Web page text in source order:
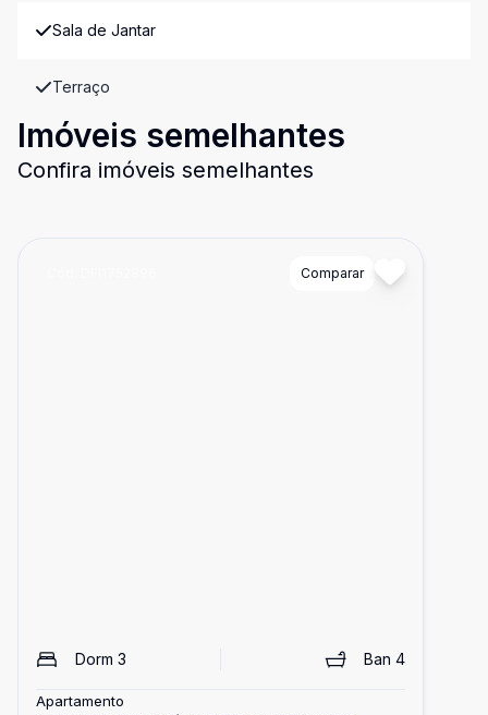
Sala de Jantar
Terraço
Imóveis semelhantes
Confira imóveis semelhantes
Comparar
Dorm 3 Ban 4
Apartamento